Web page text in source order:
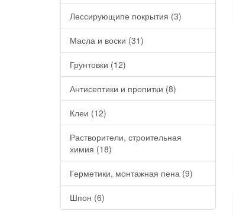
Лессирующипе покрытия (3)
Масла и воски (31)
Грунтовки (12)
Антисептики и пропитки (8)
Клеи (12)
Растворители, строительная
химия (18)
Герметики, монтажная пена (9)
Шпон (6)